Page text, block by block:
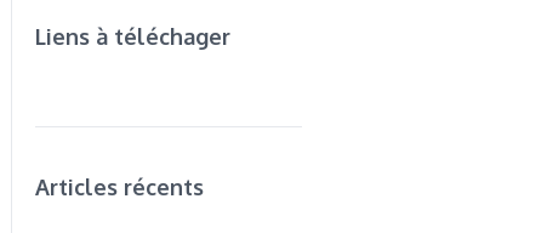
Liens à téléchager
Articles récents